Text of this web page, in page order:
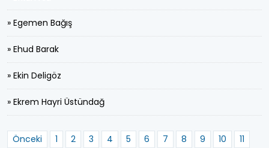
» Egemen Bağış
» Ehud Barak
» Ekin Deligöz
» Ekrem Hayri Üstündağ
Önceki 1 2 3 4 5 6 7 8 9 10
11